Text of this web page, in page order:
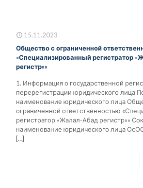
15.11.2023
Общество с ограниченной
«Специализированный регистратор
регистр»»
1. Информация о государственной
перерегистрации юридического лица
наименование юридического лица
ограниченной ответственностью
регистратор «Жалал-Абад регистр»»
наименование юридического лица
[…]